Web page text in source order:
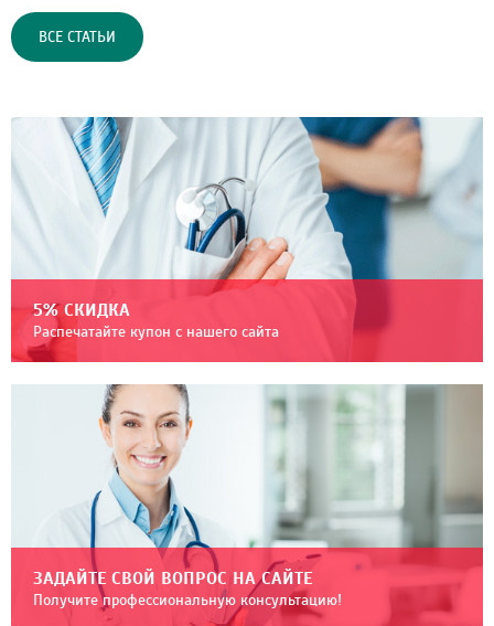
ВСЕ СТАТЬИ
5% СКИДКА
Распечатайте купон с нашего сайта
ЗАДАЙТЕ СВОЙ ВОПРОС НА САЙТЕ
Получите профессиональную консультацию!